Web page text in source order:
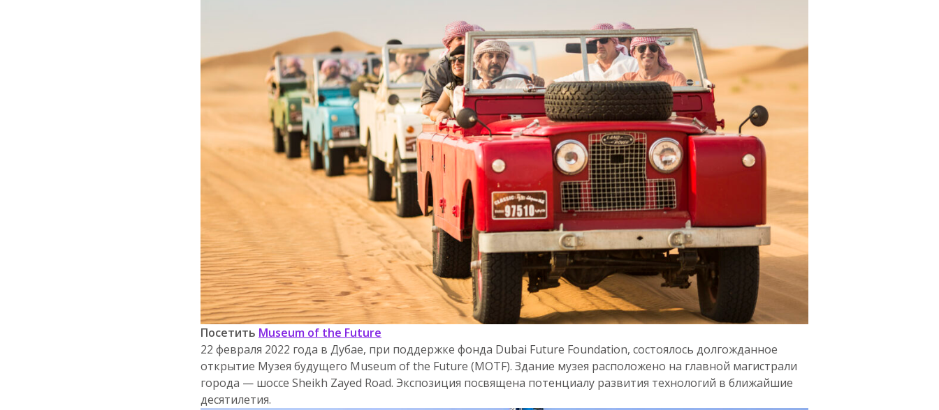
Посетить Museum of the Future
22 февраля 2022 года в Дубае, при поддержке фонда Dubai Future Foundation, состоялось долгожданное
открытие Музея будущего Museum of the Future (MOTF). Здание музея расположено на главной магистрали
города — шоссе Sheikh Zayed Road. Экспозиция посвящена потенциалу развития технологий в ближайшие
десятилетия.